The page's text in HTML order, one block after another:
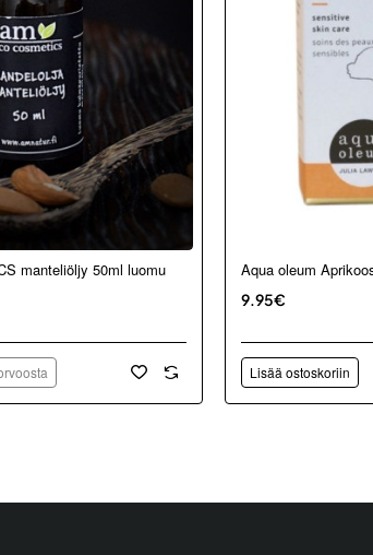
manteliöljy 50ml luomu Aqua oleum
9.95€
Lisää ostoskoriin